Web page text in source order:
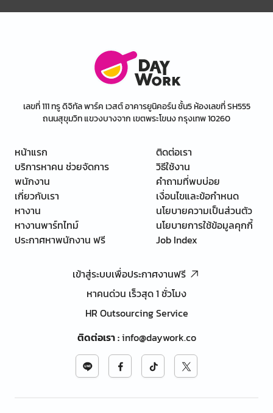
เลขที่ 111 ทรู ดิจิทัล พาร์ค เวสต์ อาคารยูนิคอร์น ชั้น5 ห้องเลขที่ SH555
ถนนสุขุมวิท แขวงบางจาก เขตพระโขนง กรุงเทพ 10260
หน้าแรก
บริการหาคน ช่วยจัดการ
พนักงาน
เกี่ยวกับเรา
หางาน
หางานพาร์ทไทม์
ประกาศหาพนักงาน ฟรี
ติดต่อเรา
วิธีใช้งาน
คำถามที่พบบ่อย
เงื่อนไขและข้อกำหนด
นโยบายความเป็นส่วนตัว
นโยบายการใช้ข้อมูลคุกกี้
Job Index
เข้าสู่ระบบเพื่อประกาศงานฟรี
หาคนด่วน เร็วสุด 1 ชั่วโมง
HR Outsourcing Service
ติดต่อเรา:info@daywork.co